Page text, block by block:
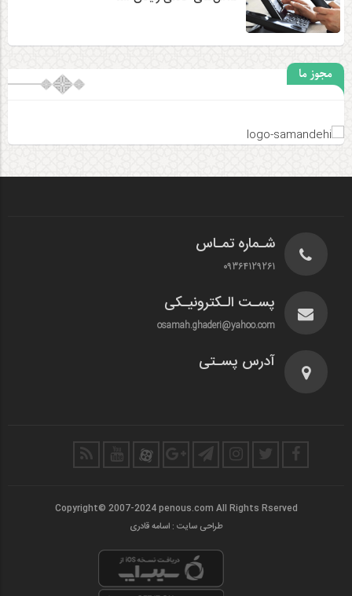
مجوز ما
شـماره تمـاس
09364129261
پسـت الـکترونیـکی
osamah.ghaderi@yahoo.com
آدرس پسـتی
Copyright© 2007-2024 penous.com All Rights Rserved
طراحی سایت : اسامه قادری